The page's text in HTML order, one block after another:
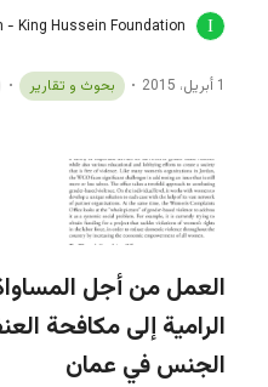
King Hussein Foundation
1 أبريل، 2015 بحوث و تقارير
العمل من أجل
الرامية إلى مكافحة
الجنس في عمان